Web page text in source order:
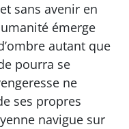
sans avenir en
émerge
autant que
pourra se
ne
ses propres
navigue sur